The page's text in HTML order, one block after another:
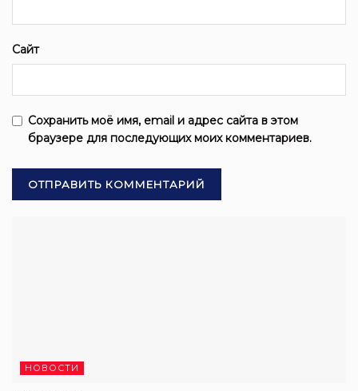
Сайт
Сохранить моё имя, email и адрес сайта в этом
браузере для последующих моих комментариев.
НОВОСТИ